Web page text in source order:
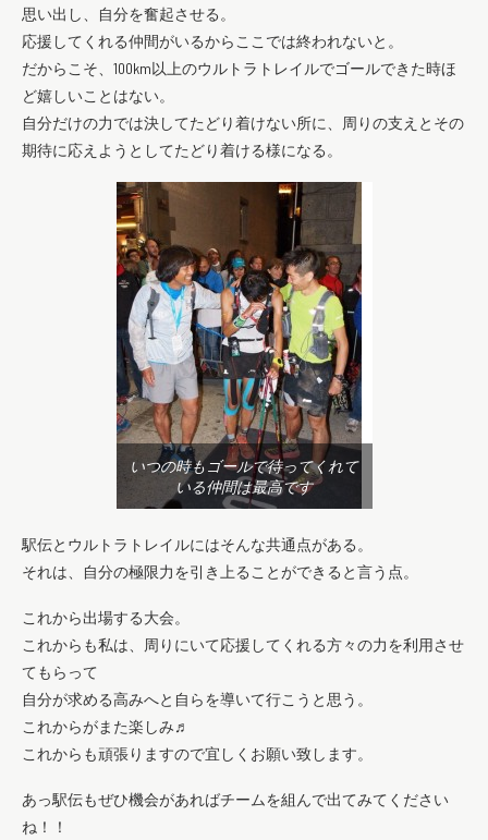
思い出し、自分を奮起させる。
応援してくれる仲間がいるからここでは終われないと。
だからこそ、100km以上のウルトラトレイルでゴールできた時ほ
ど嬉しいことはない。
自分だけの力では決してたどり着けない所に、周りの支えとその
期待に応えようとしてたどり着ける様になる。
いつの時もゴールで待ってくれて
いる仲間は最高です
駅伝とウルトラトレイルにはそんな共通点がある。
それは、自分の極限力を引き上ることができると言う点。
これから出場する大会。
これからも私は、周りにいて応援してくれる方々の力を利用させ
てもらって
自分が求める高みへと自らを導いて行こうと思う。
これからがまた楽しみ♬
これからも頑張りますので宜しくお願い致します。
あっ駅伝もぜひ機会があればチームを組んで出てみてください
ね！！